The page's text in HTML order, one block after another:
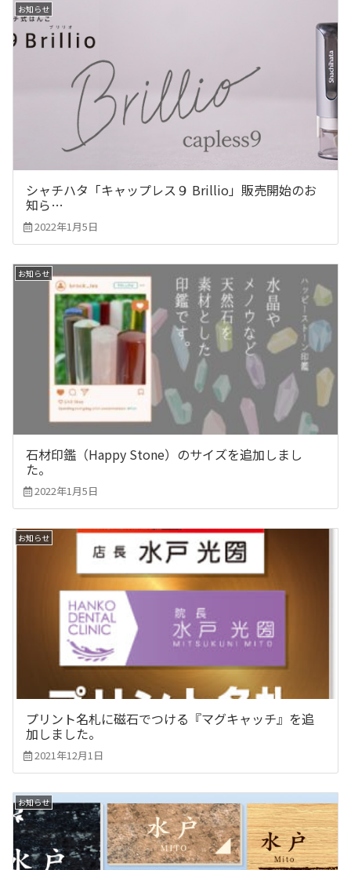
お知らせ
シャチハタ「キャップレス９ Brillio」販売開始のお
知ら…
2022年1月5日
お知らせ
石材印鑑（Happy Stone）のサイズを追加しまし
た。
2022年1月5日
お知らせ
プリント名札に磁石でつける『マグキャッチ』を追
加しました。
2021年12月1日
お知らせ